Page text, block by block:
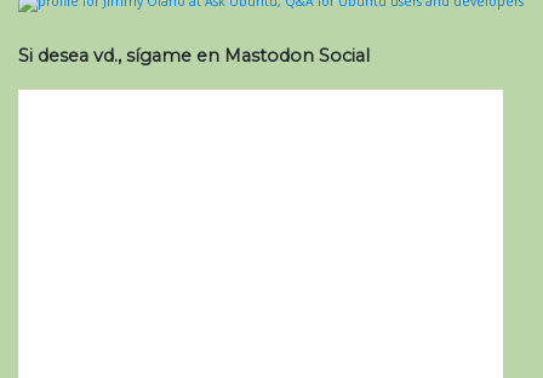
Si desea vd., sígame en Mastodon Social